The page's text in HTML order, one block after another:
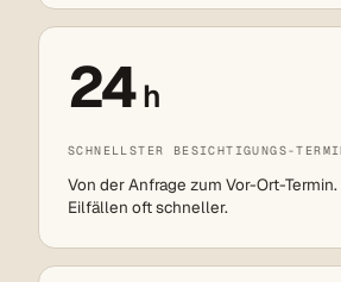
24h
SCHNELLSTER BESICHTIGUNGS-
Von der Anfrage zum Vor-Ort-
Eilfällen oft schneller.